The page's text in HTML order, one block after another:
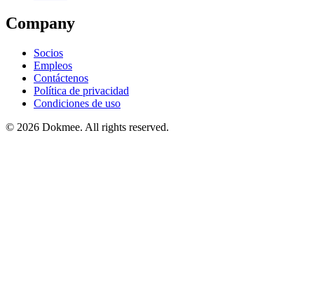
Company
Socios
Empleos
Contáctenos
Política de privacidad
Condiciones de uso
© 2026 Dokmee. All rights reserved.